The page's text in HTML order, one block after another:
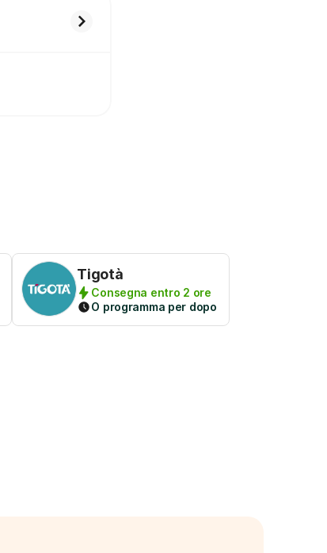
Tigotà
Consegna entro 2 ore
O programma per dopo